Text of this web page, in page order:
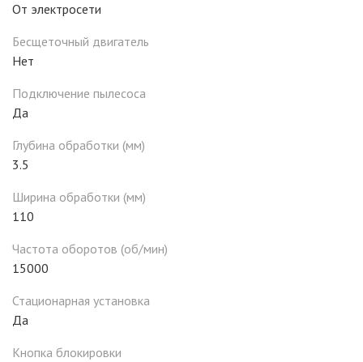
От электросети
Бесщеточный двигатель
Нет
Подключение пылесоса
Да
Глубина обработки (мм)
3.5
Ширина обработки (мм)
110
Частота оборотов (об/мин)
15000
Стационарная установка
Да
Кнопка блокировки